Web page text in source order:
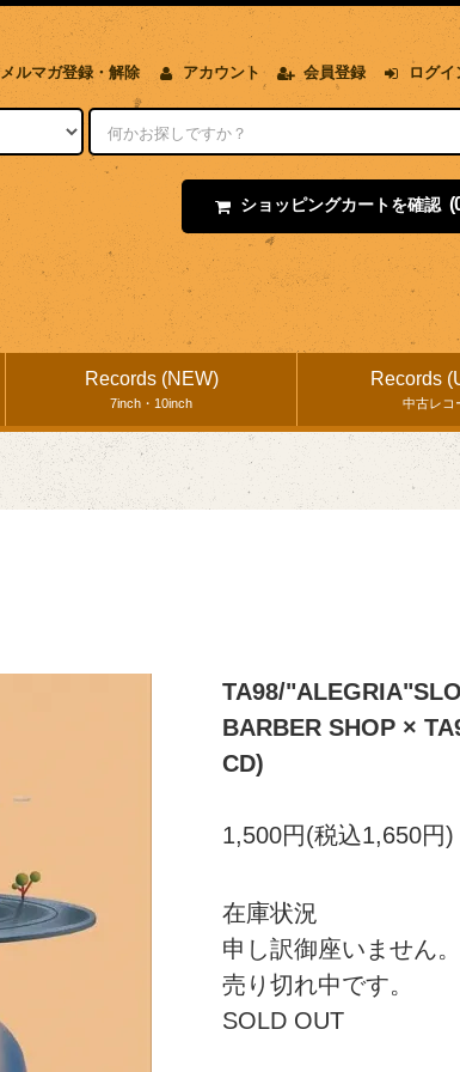
メルマガ登録・解除 アカウント 会員登録 ログイ
ショッピングカートを確認
Records (NEW)
7inch・10inch
Records
中古レコ
TA98/
BARBER SHOP ×
CD)
1,500円(税込1,650円)
在庫状況
申し訳御座いません。
売り切れ中です。
SOLD OUT